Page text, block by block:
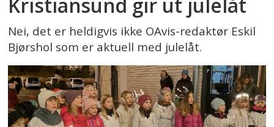
Nei, det er heldigvis ikke OAvis-redaktør Eskil
Bjørshol som er aktuell med julelåt.